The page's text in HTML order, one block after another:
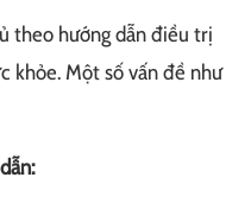
theo hướng dẫn điều trị
khỏe. Một số vấn đề như